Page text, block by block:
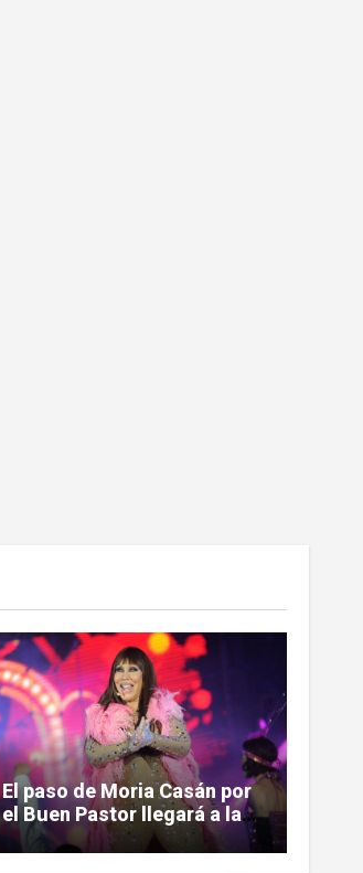
El paso de Moria Casán por
el Buen Pastor llegará a la
pantalla chica en su nueva
serie documental